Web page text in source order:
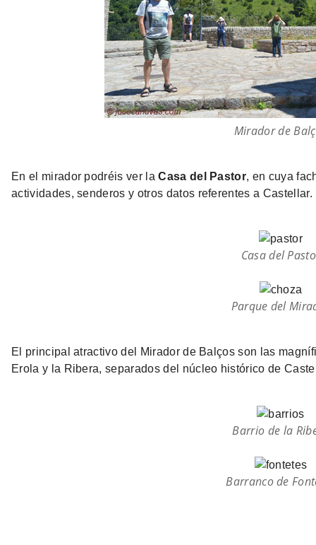
Mirador de
En el mirador podréis ver laCasa del Pastor, en cuya
actividades, senderos y otros datos referentes a Castellar.
Casa del
Parque del
El principal atractivo del Mirador de Balços son las
Erola y la Ribera, separados del núcleo histórico de
Barrio de la
Barranco de